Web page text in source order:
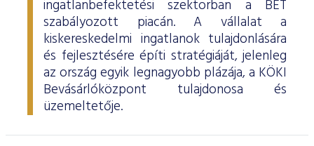
ingatlanbefektetési szektorban a BÉT
szabályozott piacán. A vállalat a
kiskereskedelmi ingatlanok tulajdonlására
és fejlesztésére építi stratégiáját, jelenleg
az ország egyik legnagyobb plázája, a KÖKI
Bevásárlóközpont tulajdonosa és
üzemeltetője.